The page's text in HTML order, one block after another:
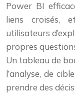
Power BI
liens croisés,
utilisateurs
propres
Un tableau de
l’analyse, de
prendre des